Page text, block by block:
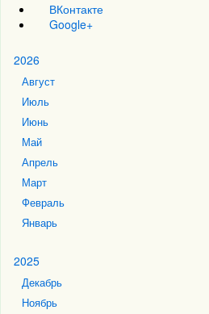
ВКонтакте
Google+
2026
Август
Июль
Июнь
Май
Апрель
Март
Февраль
Январь
2025
Декабрь
Ноябрь